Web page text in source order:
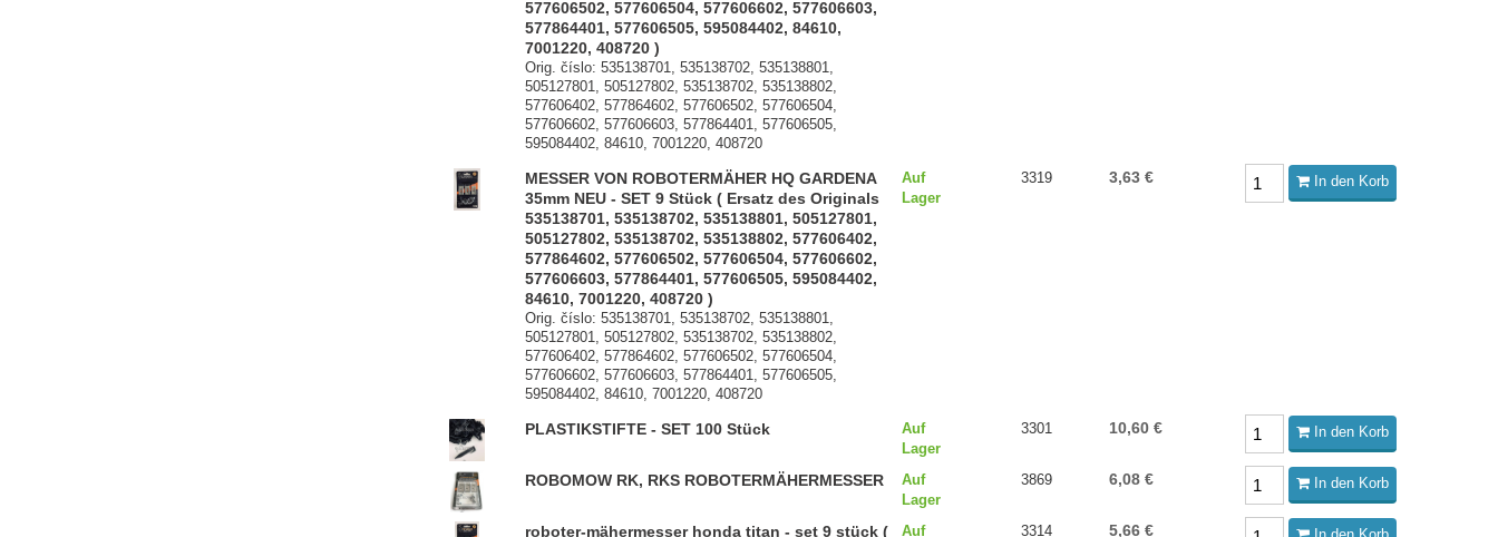
577606502, 577606504, 577606602, 577606603,
577864401, 577606505, 595084402, 84610,
7001220, 408720 )
Orig. číslo: 535138701, 535138702, 535138801,
505127801, 505127802, 535138702, 535138802,
577606402, 577864602, 577606502, 577606504,
577606602, 577606603, 577864401, 577606505,
595084402, 84610, 7001220, 408720
MESSER VON ROBOTERMÄHER HQ GARDENA
35mm NEU - SET 9 Stück ( Ersatz des Originals
535138701, 535138702, 535138801, 505127801,
505127802, 535138702, 535138802, 577606402,
577864602, 577606502, 577606504, 577606602,
577606603, 577864401, 577606505, 595084402,
84610, 7001220, 408720 )
Orig. číslo: 535138701, 535138702, 535138801,
505127801, 505127802, 535138702, 535138802,
577606402, 577864602, 577606502, 577606504,
577606602, 577606603, 577864401, 577606505,
595084402, 84610, 7001220, 408720
Auf
Lager
3319 3,63 € In den Korb
PLASTIKSTIFTE - SET 100 Stück
Auf
Lager
3301 10,60 € In den Korb
ROBOMOW RK, RKS ROBOTERMÄHERMESSER
Auf
Lager
3869 6,08 € In den Korb
roboter-mähermesser honda titan - set 9 stück (
Auf
3314 5,66 €